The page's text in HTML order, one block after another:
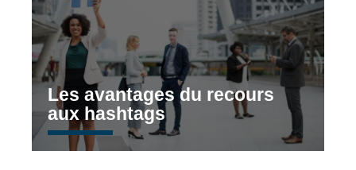
Les avantages du recours
aux hashtags